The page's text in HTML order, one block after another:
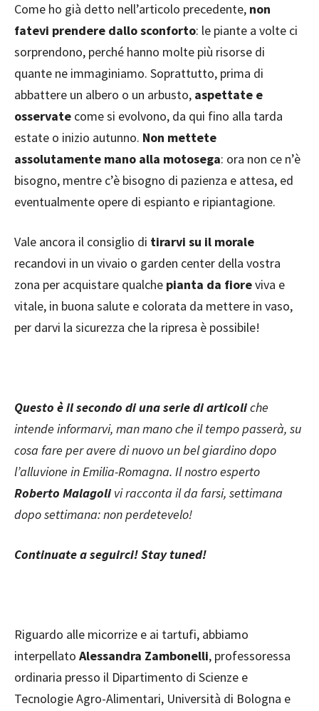
Come ho già detto nell’articolo precedente, non
fatevi prendere dallo sconforto: le piante a volte ci
sorprendono, perché hanno molte più risorse di
quante ne immaginiamo. Soprattutto, prima di
abbattere un albero o un arbusto, aspettate e
osservate come si evolvono, da qui fino alla tarda
estate o inizio autunno. Non mettete
assolutamente mano alla motosega: ora non ce n’è
bisogno, mentre c’è bisogno di pazienza e attesa, ed
eventualmente opere di espianto e ripiantagione.
Vale ancora il consiglio di tirarvi su il morale
recandovi in un vivaio o garden center della vostra
zona per acquistare qualche pianta da fioreviva e
vitale, in buona salute e colorata da mettere in vaso,
per darvi la sicurezza che la ripresa è possibile!
Questo è il secondo di una serie di articoliche
intende informarvi, man mano che il tempo passerà, su
cosa fare per avere di nuovo un bel giardino dopo
l’alluvione in Emilia-Romagna. Il nostro esperto
Roberto Malagolivi racconta il da farsi, settimana
dopo settimana: non perdetevelo!
Continuate a seguirci! Stay tuned!
Riguardo alle micorrize e ai tartufi, abbiamo
interpellato Alessandra Zambonelli, professoressa
ordinaria presso il Dipartimento di Scienze e
Tecnologie Agro-Alimentari, Università di Bologna e